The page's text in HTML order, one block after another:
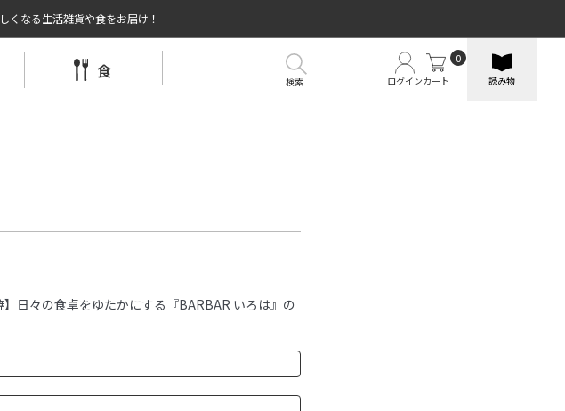
くなる生活雑貨や食をお届け！
食 ログインカート
0
読み物
検索
】日々の食卓をゆたかにする『BARBAR いろは』の